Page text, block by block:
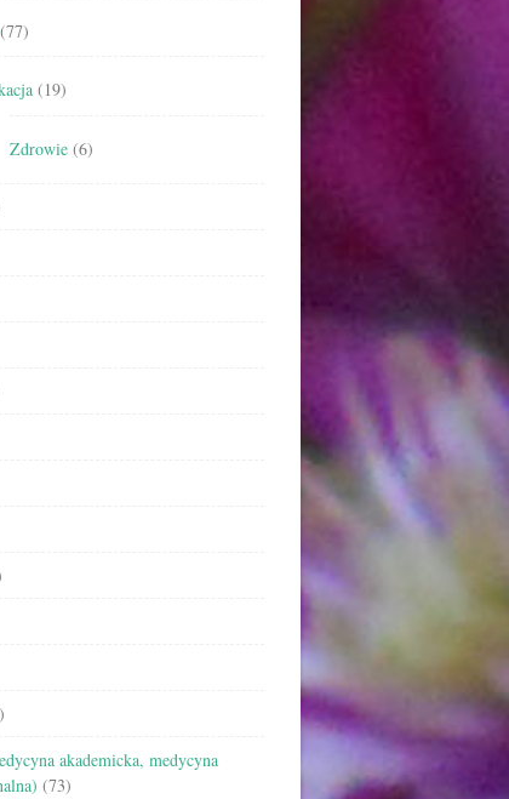
(77)
(19)
Zdrowie (6)
akademicka, medycyna
(73)